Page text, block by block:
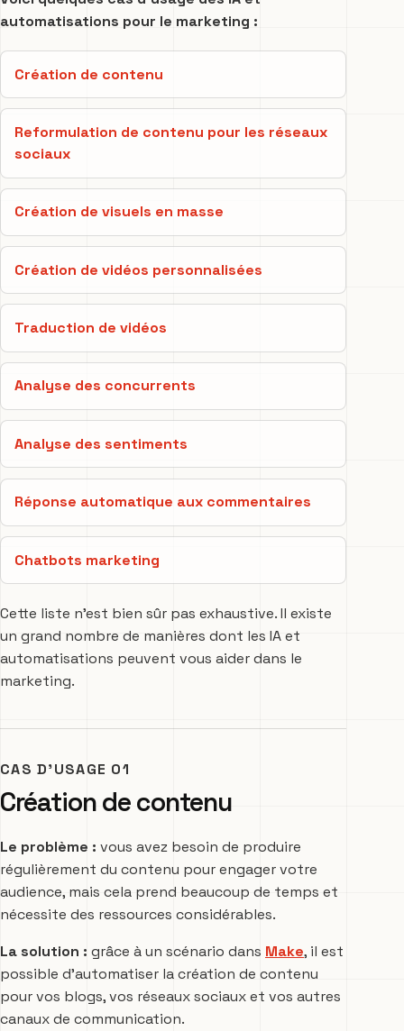
automatisations pour le marketing :
Création de contenu
Reformulation de contenu pour les réseaux
sociaux
Création de visuels en masse
Création de vidéos personnalisées
Traduction de vidéos
Analyse des concurrents
Analyse des sentiments
Réponse automatique aux commentaires
Chatbots marketing
Cette liste n’est bien sûr pas exhaustive. Il existe
un grand nombre de manières dont les IA et
automatisations peuvent vous aider dans le
marketing.
CAS D’USAGE 01
Création de contenu
Le problème : vous avez besoin de produire
régulièrement du contenu pour engager votre
audience, mais cela prend beaucoup de temps et
nécessite des ressources considérables.
La solution : grâce à un scénario dans Make, il est
possible d’automatiser la création de contenu
pour vos blogs, vos réseaux sociaux et vos autres
canaux de communication.